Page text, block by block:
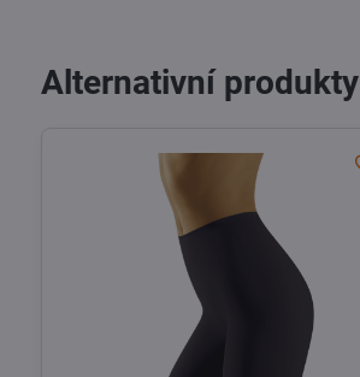
Alternativní produkty